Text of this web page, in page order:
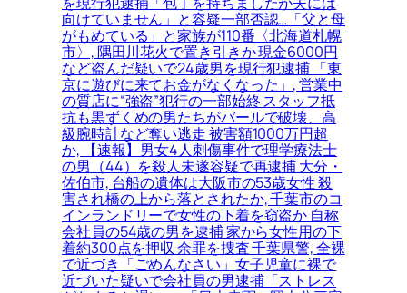
向けていません」と容疑一部否認…「父と母
がもめている」と家族が110番〈北海道札幌
市〉, 隅田川花火で置き引きか 現金6000円
など盗んだ疑いで24歳男を現行犯逮捕 「東
京に遊びに来てお金がなくなった」, 営業中
の質店に“強盗”犯行の一部始終 スタッフ抵
抗も黒ずくめの男たちがバールで破壊、高
級腕時計など奪い逃走 被害額1000万円超
か, 【速報】男女4人刺傷事件で理学療法士
の男（44）を殺人未遂容疑で再逮捕 大分・
佐伯市, 台船の遺体は大阪市の53歳女性 殺
害され橋の上から落とされたか, 千葉市のコ
インランドリーで女性の下着を窃盗か 自称
会社員の54歳の男を逮捕 家から女性用の下
着約300点を押収 余罪を捜査 千葉県警, 全裸
で近づき「ごめんなさい」女子児童に裸で
近づいた疑いで会社員の男逮捕「ストレス